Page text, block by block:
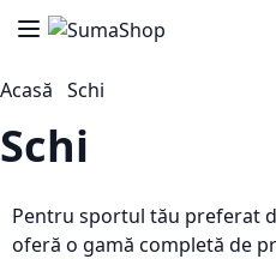
Mergeti la Continut
Comutare în navigare
Acasă Schi
Schi
Pentru sportul tău preferat
oferă o gamă completă de